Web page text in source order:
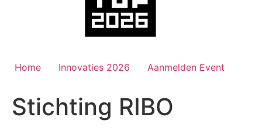
Home Innovaties 2026 Aanmelden Event
Stichting RIBO